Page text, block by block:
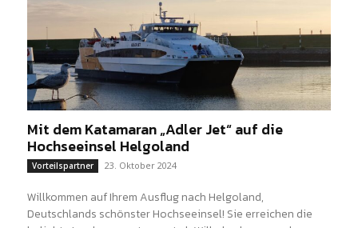
Mit dem Katamaran „Adler Jet“ auf die
Hochseeinsel Helgoland
Vorteilspartner 23. Oktober 2024
Willkommen auf Ihrem Ausflug nach Helgoland,
Deutschlands schönster Hochseeinsel! Sie erreichen die